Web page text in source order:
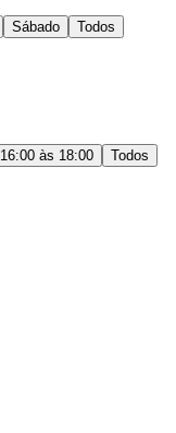
Sábado Todos
16:00 às 18:00 Todos